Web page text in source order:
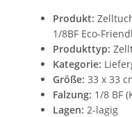
Produkt:
1/8BF Eco-
Produkttyp:
Kategorie:
Größe: 33 x 33
Falzung: 1/8 BF
Lagen: 2-lagig